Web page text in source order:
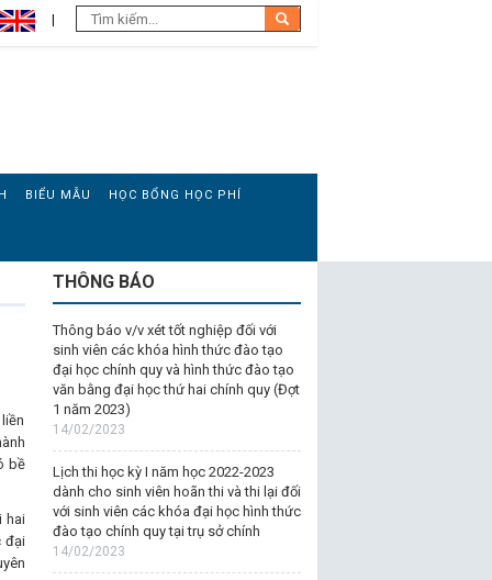
BIỂU MẪU HỌC BỔNG HỌC PHÍ
bề
hai
đại
THÔNG BÁO
Thông báo v/v xét tốt nghiệp đối với
sinh viên các khóa hình thức đào tạo
đại học chính quy và hình thức đào tạo
văn bằng đại học thứ hai chính quy (Đợt
1 năm 2023)
14/02/2023
Lịch thi học kỳ I năm học 2022-2023
dành cho sinh viên hoãn thi và thi lại đối
với sinh viên các khóa đại học hình thức
đào tạo chính quy tại trụ sở chính
14/02/2023